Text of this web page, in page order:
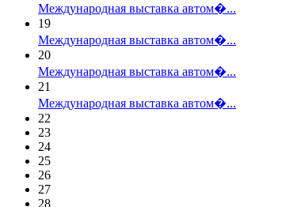
Международная выставка автом�...
19
Международная выставка автом�...
20
Международная выставка автом�...
21
Международная выставка автом�...
22
23
24
25
26
27
28